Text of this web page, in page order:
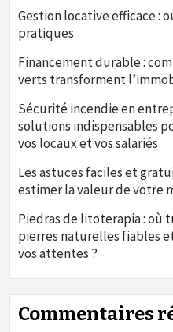
Gestion locative efficace :
pratiques
Financement durable :
verts transforment
Sécurité incendie en
solutions indispensables
vos locaux et vos salariés
Les astuces faciles et
estimer la valeur de votre
Piedras de litoterapia : où
pierres naturelles fiables
vos attentes ?
Commentaires